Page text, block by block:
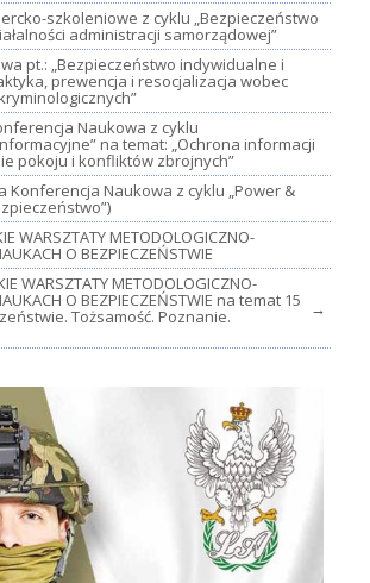
szkoleniowe z cyklu „Bezpieczeństwo
administracji samorządowej”
pt.: „Bezpieczeństwo indywidualne i
prewencja i resocjalizacja wobec
Naukowa z cyklu
na temat: „Ochrona informacji
pokoju i konfliktów zbrojnych”
Konferencja Naukowa z cyklu „Power &
WARSZTATY METODOLOGICZNO-
O BEZPIECZEŃSTWIE
WARSZTATY METODOLOGICZNO-
O BEZPIECZEŃSTWIE na temat 15
Tożsamość. Poznanie. →